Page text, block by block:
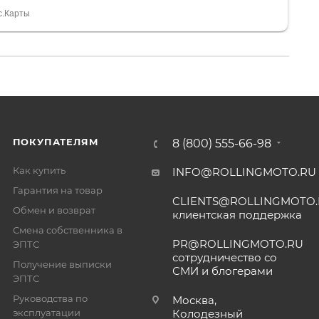
Дмитрию, за клиентоориентированность и
ПОКУПАТЕЛЯМ
Как купить
Гарантия на товар
Обмен и возврат
Смена собственника в
ЭПТС
Получение выписки
ЭПТС
Руководства по
эксплуатации
8 (800) 555-66-98
INFO@ROLLINGMOTO.RU
клиентская поддержка
PR@ROLLINGMOTO.RU
сотрудничество со
СМИ и блогерами
Москва,
Колодезный